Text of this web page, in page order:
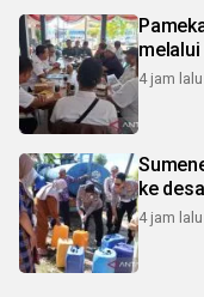
4 jam lalu
ke
4 jam lalu